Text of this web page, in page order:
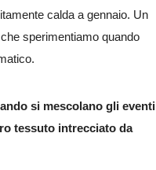
calda a gennaio. Un
sperimentiamo quando
si mescolano gli eventi
tessuto intrecciato da